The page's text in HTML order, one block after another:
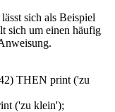
sich als Beispiel
sich um einen häufig
THEN print ('zu
('zu klein');